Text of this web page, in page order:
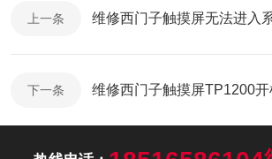
上一条
下一条